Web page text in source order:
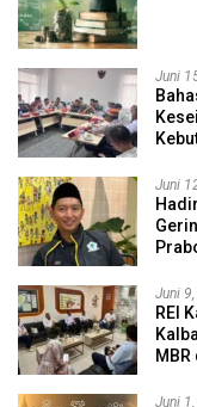
Juni
Juni
Juni
REI
Juni